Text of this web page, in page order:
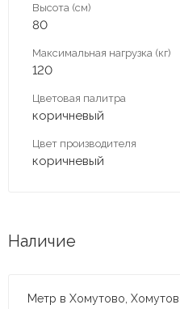
Высота (см)
80
Максимальная нагрузка (кг)
120
Цветовая палитра
коричневый
Цвет производителя
коричневый
Наличие
Метр в Хомутово,